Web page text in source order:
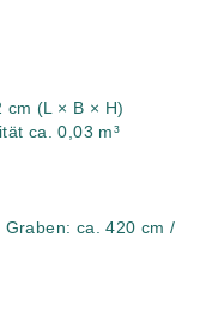
cm (L × B × H)
ca. 0,03 m³
ca. 420 cm /